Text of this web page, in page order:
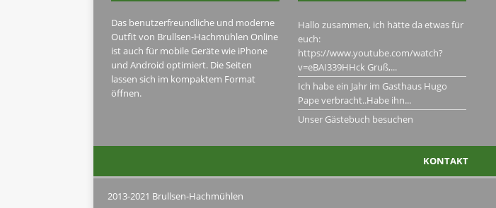
Das benutzerfreundliche und moderne
Outfit von Brullsen-Hachmühlen Online
ist auch für mobile Geräte wie iPhone
und Android optimiert. Die Seiten
lassen sich im kompaktem Format
öffnen.
Hallo zusammen, ich hätte da etwas für
euch:
https://www.youtube.com/watch?
v=eBAI339HHck Gruß,...
Ich habe ein Jahr im Gasthaus Hugo
Pape verbracht..Habe ihn...
Unser Gästebuch besuchen
KONTAKT
2013-2021 Brullsen-Hachmühlen